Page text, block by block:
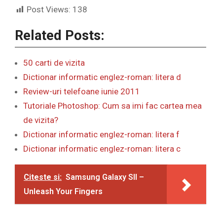
Post Views: 138
Related Posts:
50 carti de vizita
Dictionar informatic englez-roman: litera d
Review-uri telefoane iunie 2011
Tutoriale Photoshop: Cum sa imi fac cartea mea
de vizita?
Dictionar informatic englez-roman: litera f
Dictionar informatic englez-roman: litera c
Citeste si: Samsung Galaxy SII –
Unleash Your Fingers